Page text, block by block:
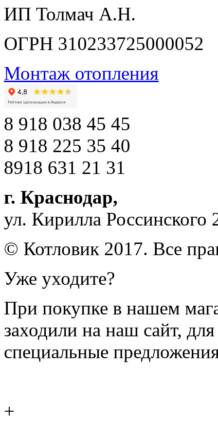
ИП Толмач А.Н.
ОГРН 310233725000052
Монтаж отопления
8 918 038 45 45
8 918 225 35 40
8918 631 21 31
г. Краснодар,
ул. Кирилла Россинского
© Котловик 2017. Все
Уже уходите?
При покупке в нашем
заходили на наш сайт,
специальные
+